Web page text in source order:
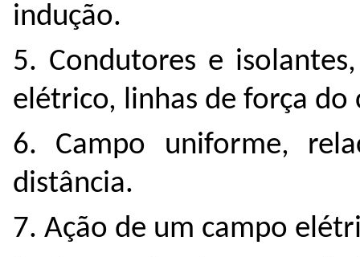
indução.
5. Condutores e
elétrico, linhas de força
6. Campo uniforme,
distância.
7. Ação de um campo